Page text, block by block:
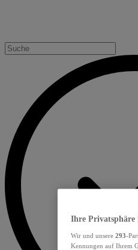
Ihre Privatsphäre
Wir und unsere 293-
Kennungen auf Ihrem